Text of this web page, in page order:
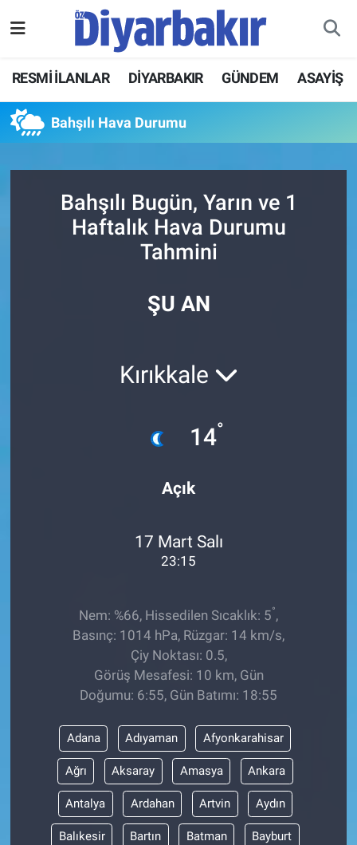
RESMİ İLANLAR DİYARBAKIR GÜNDEM ASAYİŞ
Bahşılı Hava Durumu
Bahşılı Bugün, Yarın ve 1
Haftalık Hava Durumu
Tahmini
ŞU AN
Kırıkkale
14°
Açık
17 Mart Salı
23:15
Nem: %66, Hissedilen Sıcaklık: 5°,
Basınç: 1014 hPa, Rüzgar: 14 km/s,
Çiy Noktası: 0.5,
Görüş Mesafesi: 10 km, Gün
Doğumu: 6:55, Gün Batımı: 18:55
Adana Adıyaman Afyonkarahisar
Ağrı Aksaray Amasya Ankara
Antalya Ardahan Artvin Aydın
Balıkesir Bartın Batman Bayburt
ASAYİŞ
DİYARBAKIR
GÜNDEM
Hava Durumu
Namaz Vakitleri
Süper Lig Puan Durumu ve Fikstür
Son Dakika Haberleri